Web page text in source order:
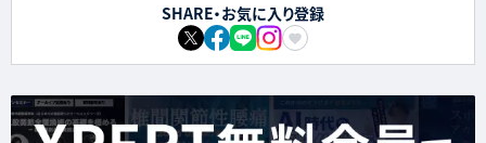
SHARE・お気に入り登録